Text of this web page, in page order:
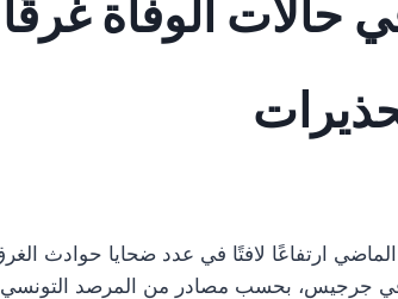
حالات الوفاة
الماضي ارتفاعًا لافتًا في عدد ضحايا حوادث
في جرجيس، بحسب مصادر من المرصد